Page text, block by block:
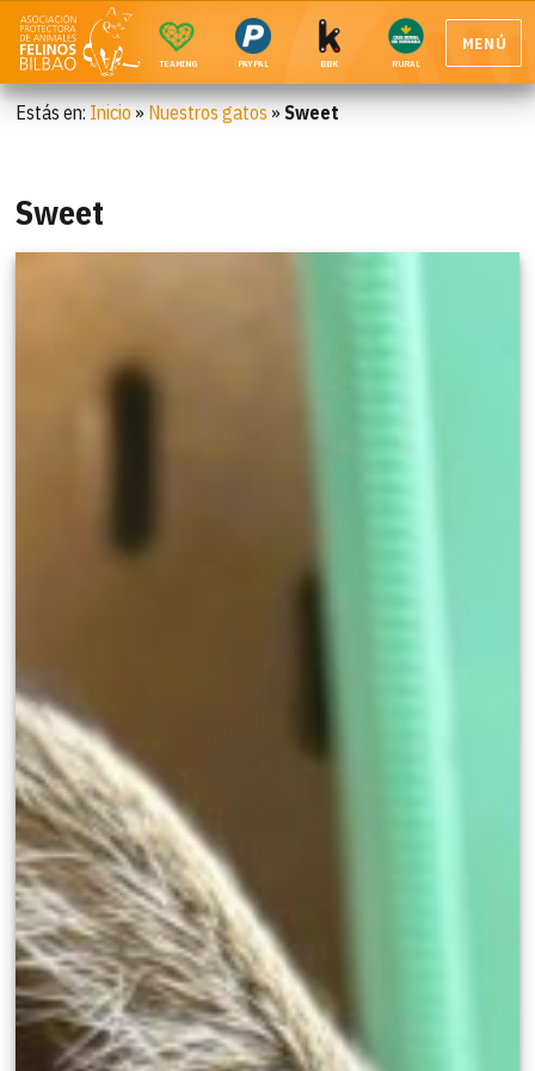
TEAMING PAYPAL BBK RURAL
MENÚ
Estás en: Inicio » Nuestros gatos »Sweet
Sweet